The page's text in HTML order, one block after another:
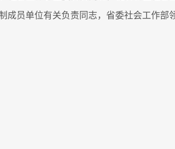
员单位有关负责同志，省委社会工作部